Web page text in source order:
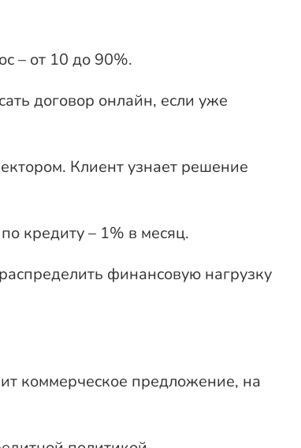
– от 10 до 90%.
договор онлайн, если уже
Клиент узнает решение
кредиту – 1% в месяц.
финансовую нагрузку
коммерческое предложение, на